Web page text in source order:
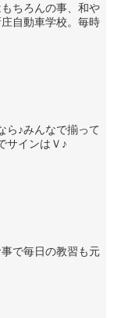
ちろんの事、和や
自動車学校。毎時
ら♪みんなで揃って
サインはＶ♪
で毎日の教習も元